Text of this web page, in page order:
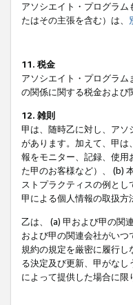
アソシエイト・プログラ
たはその主張を含む）は、
11. 税金
アソシエイト・プログラ
の関係に関する税金および
12. 雑則
甲は、随時乙に対し、アソ
があります。加えて、甲は
報をモニター、記録、使
た甲のお客様など）、 (b)
ストプラクティスの例と
甲による個人情報の取扱方
乙は、 (a) 甲および甲の関
および甲の関連会社がい
規約の規定を厳密に履行し
る決定及び更新、甲がな
によって提供した場合に